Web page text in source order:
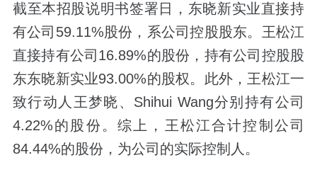
截至本招股说明书签署日，东晓新实业直接持
有公司59.11%股份，系公司控股股东。王松江
直接持有公司16.89%的股份，持有公司控股股
东东晓新实业93.00%的股权。此外，王松江一
致行动人王梦晓、Shihui Wang分别持有公司
4.22%的股份。综上，王松江合计控制公司
84.44%的股份，为公司的实际控制人。